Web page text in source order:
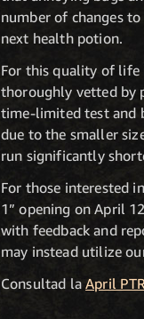
number of changes
next health potion.
For this quality of life
thoroughly vetted by
time-limited test and
due to the smaller
run significantly
For those interested
1” opening on April
with feedback and
may instead utilize
Consultad laApril